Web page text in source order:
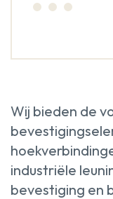
Wij bieden de
industriële
bevestiging en